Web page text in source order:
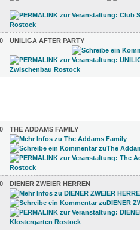
UNILIGA AFTER PARTY
THE ADDAMS FAMILY
DIENER ZWEIER HERREN